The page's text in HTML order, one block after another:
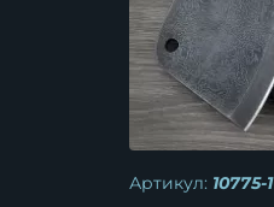
Артикул: 10775-1